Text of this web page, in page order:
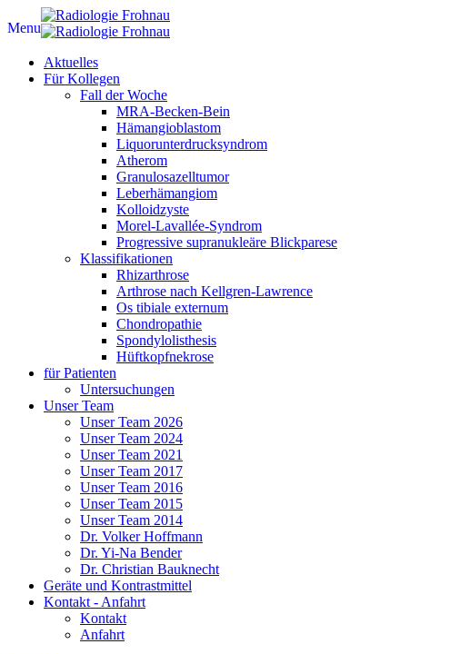
Menu
Aktuelles
Für Kollegen
Fall der Woche
MRA-Becken-Bein
Hämangioblastom
Liquorunterdrucksyndrom
Atherom
Granulosazelltumor
Leberhämangiom
Kolloidzyste
Morel-Lavallée-Syndrom
Progressive supranukleäre Blickparese
Klassifikationen
Rhizarthrose
Arthrose nach Kellgren-Lawrence
Os tibiale externum
Chondropathie
Spondylolisthesis
Hüftkopfnekrose
für Patienten
Untersuchungen
Unser Team
Unser Team 2026
Unser Team 2024
Unser Team 2021
Unser Team 2017
Unser Team 2016
Unser Team 2015
Unser Team 2014
Dr. Volker Hoffmann
Dr. Yi-Na Bender
Dr. Christian Bauknecht
Geräte und Kontrastmittel
Kontakt - Anfahrt
Kontakt
Anfahrt